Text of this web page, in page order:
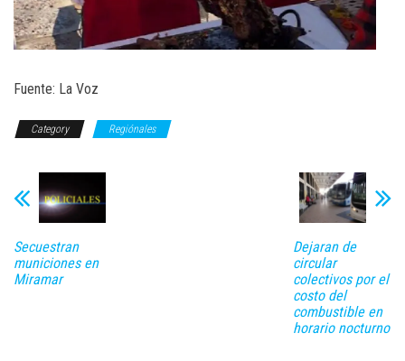
Fuente: La Voz
Category Regiónales
Secuestran
municiones en
Miramar
Dejaran de
circular
colectivos por el
costo del
combustible en
horario nocturno